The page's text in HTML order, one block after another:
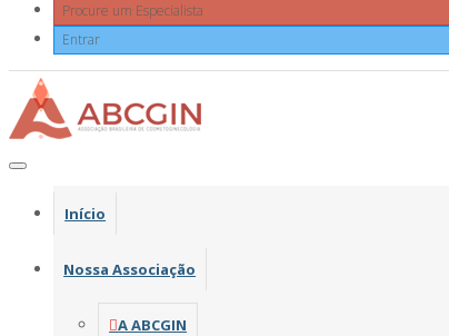
Procure um Especialista
Entrar
Início
Nossa Associação
A ABCGIN